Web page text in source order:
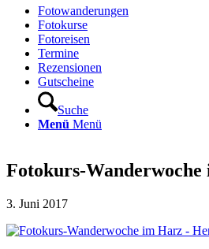
Fotowanderungen
Fotokurse
Fotoreisen
Termine
Rezensionen
Gutscheine
Suche
Menü Menü
Fotokurs-
3. Juni 2017